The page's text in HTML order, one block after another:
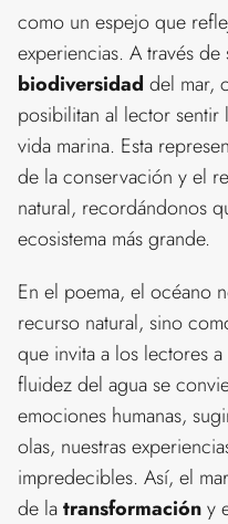
como un espejo que
experiencias. A través
biodiversidad del mar,
posibilitan al lector
vida marina. Esta
de la conservación y el
natural, recordándonos
ecosistema más grande.
En el poema, el océano
recurso natural, sino
que invita a los lectores
fluidez del agua se
emociones humanas,
olas, nuestras
impredecibles. Así, el
de latransformacióny